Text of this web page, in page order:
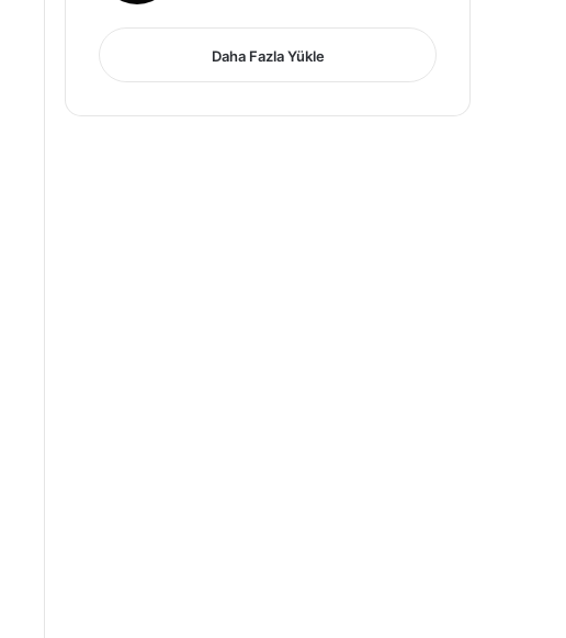
Daha Fazla Yükle